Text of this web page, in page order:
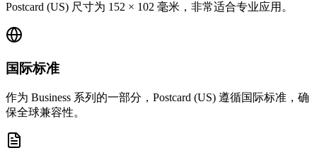
Postcard (US) 尺寸为 152 × 102 毫米，非常适合专业应用。
国际标准
作为 Business 系列的一部分，Postcard (US) 遵循国际标准，确
保全球兼容性。